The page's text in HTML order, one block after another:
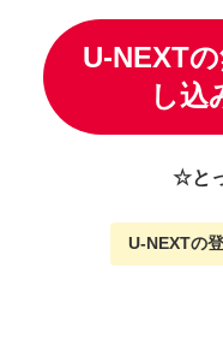
U-NEXT
し込
☆と
U-NEXTの